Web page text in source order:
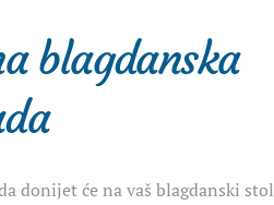
blagdanska
donijet će na vaš blagdanski stol